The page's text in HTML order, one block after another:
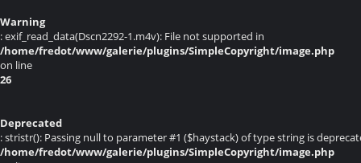
Warning
: exif_read_data(Dscn2292-1.m4v): File not supported in
/home/fredot/www/galerie/plugins/SimpleCopyright/image.php
on line
26
Deprecated
: stristr(): Passing null to parameter #1 ($haystack) of type string is
/home/fredot/www/galerie/plugins/SimpleCopyright/image.php